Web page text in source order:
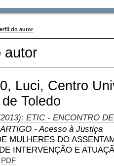
do autor
autor
Luci, Centro
Toledo
ETIC - ENCONTRO
- Acesso à Justiça
MULHERES DO
INTERVENÇÃO E
PDF